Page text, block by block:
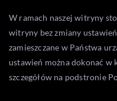
W ramach naszej witryny
witryny bez zmiany
zamieszczane w Państwa
ustawień można dokonać w
szczegółów na podstronie